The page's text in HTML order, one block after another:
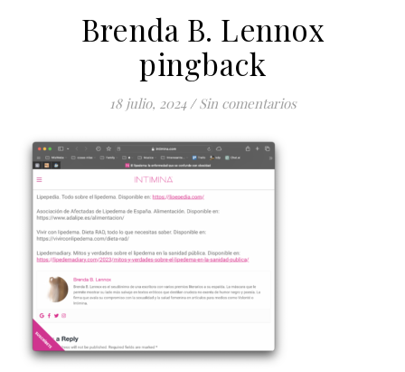
Brenda B. Lennox
pingback
18 julio, 2024 / Sin comentarios